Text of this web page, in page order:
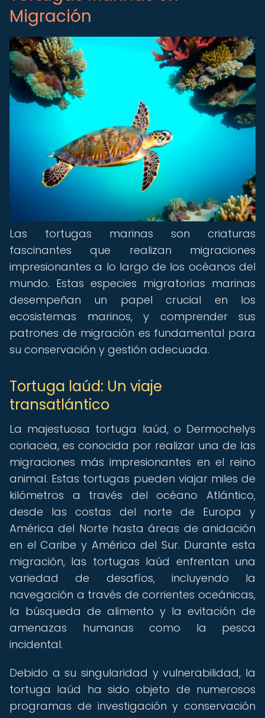
Migración
Las tortugas marinas son criaturas
fascinantes que realizan migraciones
impresionantes a lo largo de los océanos del
mundo. Estas especies migratorias marinas
desempeñan un papel crucial en los
ecosistemas marinos, y comprender sus
patrones de migración es fundamental para
su conservación y gestión adecuada.
Tortuga laúd: Un viaje
transatlántico
La majestuosa tortuga laúd, o Dermochelys
coriacea, es conocida por realizar una de las
migraciones más impresionantes en el reino
animal. Estas tortugas pueden viajar miles de
kilómetros a través del océano Atlántico,
desde las costas del norte de Europa y
América del Norte hasta áreas de anidación
en el Caribe y América del Sur. Durante esta
migración, las tortugas laúd enfrentan una
variedad de desafíos, incluyendo la
navegación a través de corrientes oceánicas,
la búsqueda de alimento y la evitación de
amenazas humanas como la pesca
incidental.
Debido a su singularidad y vulnerabilidad, la
tortuga laúd ha sido objeto de numerosos
programas de investigación y conservación